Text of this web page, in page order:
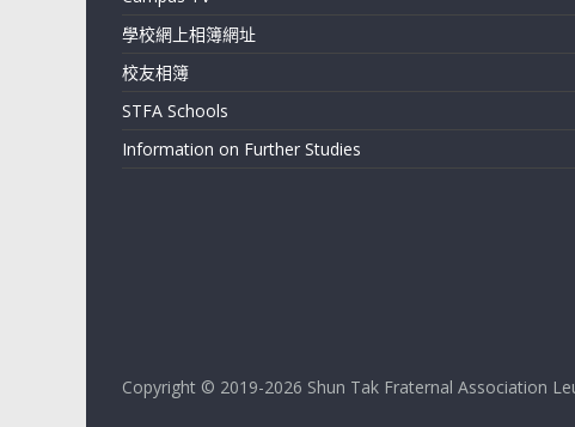
學校網上相簿網址
校友相簿
STFA Schools
Information on Further Studies
Copyright © 2019-2026 Shun Tak Fraternal Association